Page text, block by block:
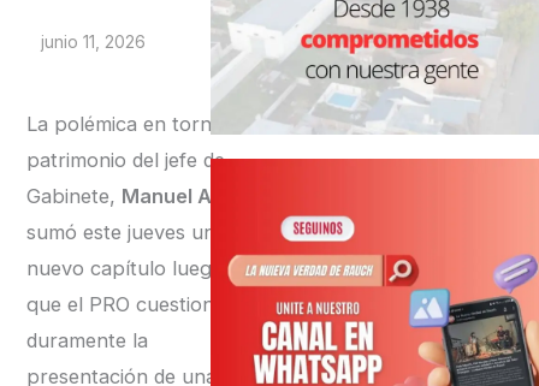
junio 11, 2026
La polémica en torno al
patrimonio del jefe de
Gabinete, Manuel Adorni,
sumó este jueves un
nuevo capítulo luego de
que el PRO cuestionara
duramente la
presentación de una